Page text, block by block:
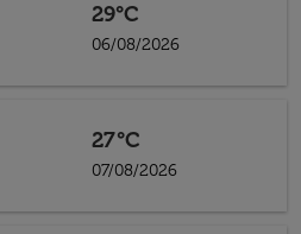
29°C
06/08/2026
27°C
07/08/2026